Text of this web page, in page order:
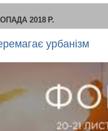
2018 Р.
урбанізм